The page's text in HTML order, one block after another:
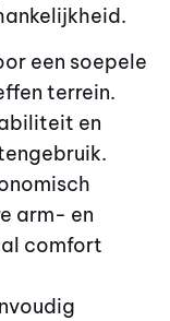
een soepele
terrein.
en
arm- en
comfort